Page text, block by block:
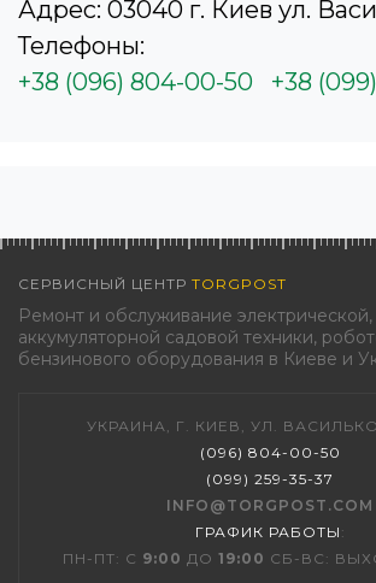
Адрес: 03040 г. Киев ул.
Телефоны:
+38 (096) 804-00-50
+38
СЕРВИСНЫЙ ЦЕНТР TORGPOST
Ремонт и обслуживание
аккумуляторной садовой техники,
бензинового оборудования в Киеве и
УКРАИНА, Г. КИЕВ, УЛ.
(096) 804-00-50
(099) 259-35-37
INFO@TORGPOST.COM
ГРАФИК РАБОТЫ :
ПН-ПТ: С 9:00 ДО 19:00 СБ-ВС: